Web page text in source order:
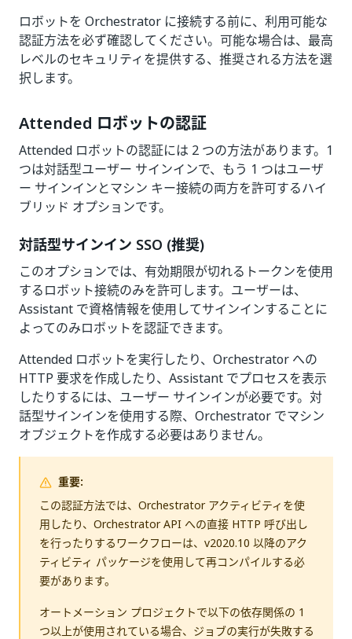
ロボットを Orchestrator に接続する前に、利用可能な
認証方法を必ず確認してください。可能な場合は、最高
レベルのセキュリティを提供する、推奨される方法を選
択します。
Attended ロボットの認証
Attended ロボットの認証には 2 つの方法があります。1
つは対話型ユーザー サインインで、もう 1 つはユーザ
ー サインインとマシン キー接続の両方を許可するハイ
ブリッド オプションです。
対話型サインイン SSO (推奨)
このオプションでは、有効期限が切れるトークンを使用
するロボット接続のみを許可します。ユーザーは、
Assistant で資格情報を使用してサインインすることに
よってのみロボットを認証できます。
Attended ロボットを実行したり、Orchestrator への
HTTP 要求を作成したり、Assistant でプロセスを表示
したりするには、ユーザー サインインが必要です。対
話型サインインを使用する際、Orchestrator でマシン
オブジェクトを作成する必要はありません。
重要:
この認証方法では、Orchestrator アクティビティを使
用したり、Orchestrator API への直接 HTTP 呼び出し
を行ったりするワークフローは、v2020.10 以降のアク
ティビティ パッケージを使用して再コンパイルする必
要があります。
オートメーション プロジェクトで以下の依存関係の 1
つ以上が使用されている場合、ジョブの実行が失敗する